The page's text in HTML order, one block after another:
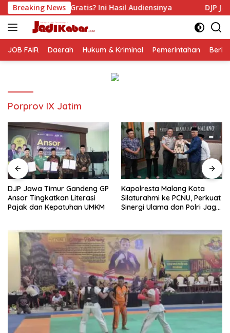
Langsung
ke
konten
Breaking News
Ini Hasil Audiensinya DJP Jawa Timur Gandeng
JOB FAIR Daerah Hukum & Kriminal Pemerintahan
Porprov IX Jatim
DJP Jawa Timur Gandeng GP
Ansor Tingkatkan Literasi
Pajak dan Kepatuhan UMKM
Kapolresta Malang Kota
Silaturahmi ke PCNU, Perkuat
Sinergi Ulama dan Polri Jaga